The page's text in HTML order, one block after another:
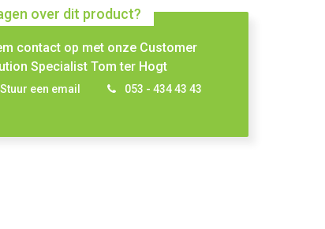
over dit product?
contact op met onze Customer
Specialist Tom ter Hogt
Stuur een email 053 - 434 43 43